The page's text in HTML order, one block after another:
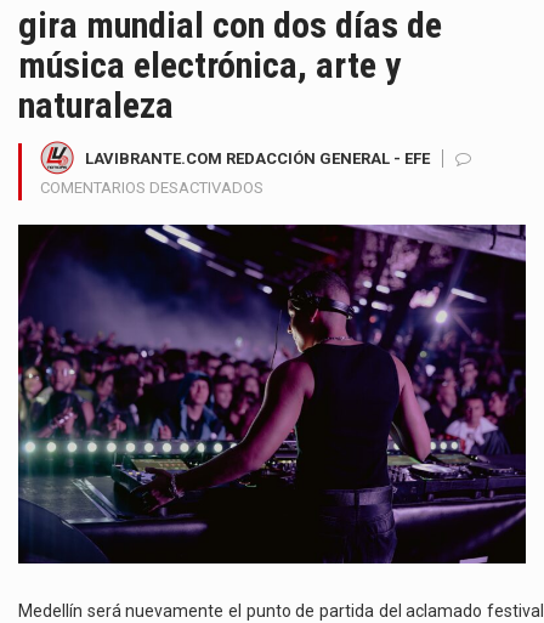
gira mundial con dos días de
música electrónica, arte y
naturaleza
LAVIBRANTE.COM REDACCIÓN GENERAL - EFE
COMENTARIOS DESACTIVADOS
MEDELLÍN
2026
ENCENDERÁ
SU
GIRA
MUNDIAL
CON
DOS
DÍAS
DE
ELECTRÓNICA,
Y
Medellín será nuevamente el punto de partida del aclamado festival